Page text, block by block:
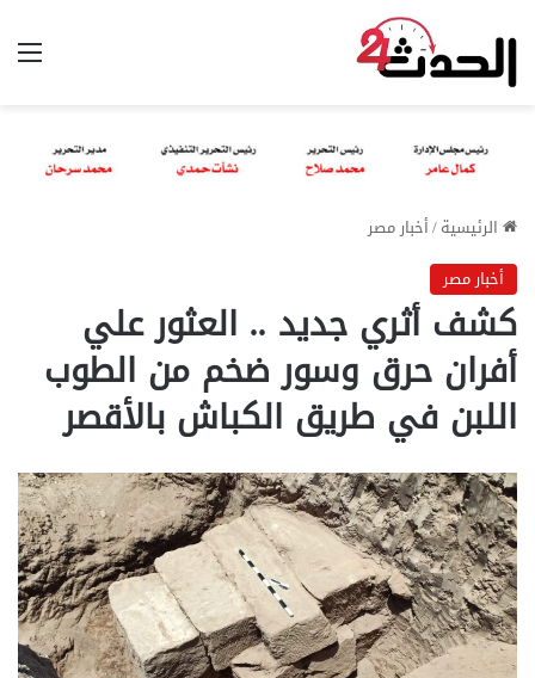
الرئيسية/أخبار مصر
أخبار مصر
كشف أثري جديد .. العثور علي
أفران حرق وسور ضخم من الطوب
اللبن في طريق الكباش بالأقصر